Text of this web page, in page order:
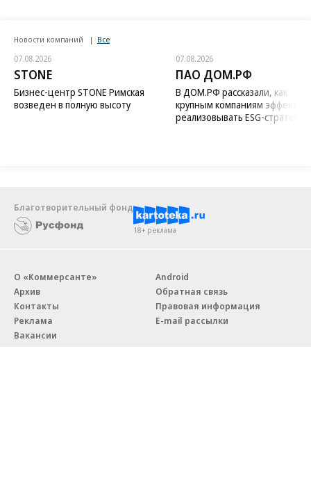
Новости компаний Все
07.08.2026
STONE
Бизнес-центр STONE Римская
возведен в полную высоту
07.08.2026
ПАО ДОМ.РФ
В ДОМ.РФ рассказали, как
крупным компаниям
реализовывать ESG-стратегию
Благотворительный фонд
18+ реклама
О «Коммерсанте»
Архив
Контакты
Реклама
Вакансии
Android
Обратная связь
Правовая информация
E-mail рассылки